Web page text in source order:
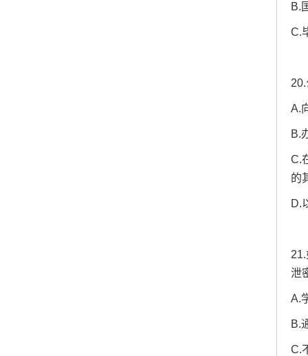
B.
C.
A.
B.
C.
的
D.
泄
A.
B.
C.